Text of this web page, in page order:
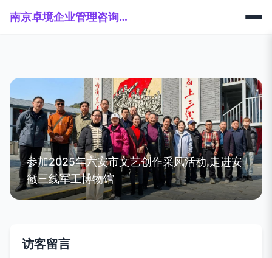
南京卓境企业管理咨询有限公司
参加2025年六安市文艺创作采风活动,走进安
徽三线军工博物馆
访客留言